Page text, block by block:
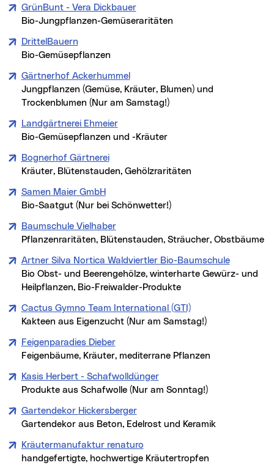
GrünBunt - Vera Dickbauer
Bio-Jungpflanzen-Gemüseraritäten
DrittelBauern
Bio-Gemüsepflanzen
Gärtnerhof Ackerhummel
Jungpflanzen (Gemüse, Kräuter, Blumen) und
Trockenblumen (Nur am Samstag!)
Landgärtnerei Ehmeier
Bio-Gemüsepflanzen und -Kräuter
Bognerhof Gärtnerei
Kräuter, Blütenstauden, Gehölzraritäten
Samen Maier GmbH
Bio-Saatgut (Nur bei Schönwetter!)
Baumschule Vielhaber
Pflanzenraritäten, Blütenstauden, Sträucher, Obstbäume
Artner Silva Nortica Waldviertler Bio-Baumschule
Bio Obst- und Beerengehölze, winterharte Gewürz- und
Heilpflanzen, Bio-Freiwalder-Produkte
Cactus Gymno Team International (GTI)
Kakteen aus Eigenzucht (Nur am Samstag!)
Feigenparadies Dieber
Feigenbäume, Kräuter, mediterrane Pflanzen
Kasis Herbert - Schafwolldünger
Produkte aus Schafwolle (Nur am Sonntag!)
Gartendekor Hickersberger
Gartendekor aus Beton, Edelrost und Keramik
Kräutermanufaktur renaturo
handgefertigte, hochwertige Kräutertropfen